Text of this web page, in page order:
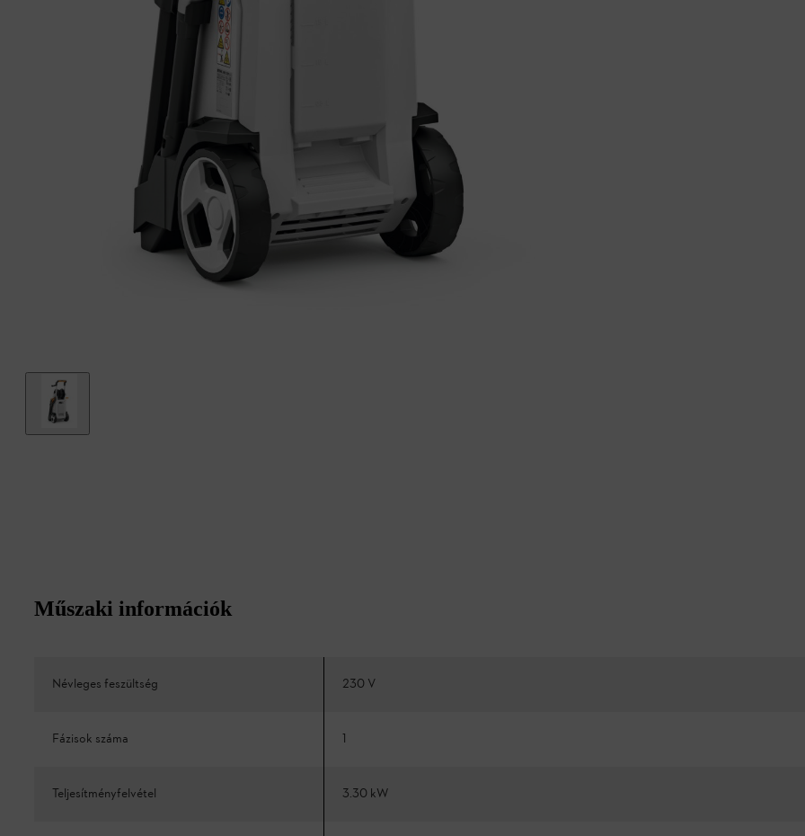
Műszaki információk
Névleges feszültség 230 V
Fázisok száma 1
Teljesítményfelvétel 3.30 kW